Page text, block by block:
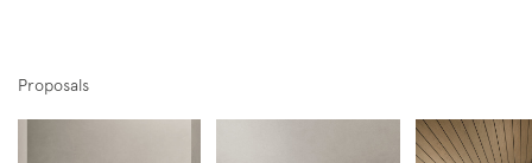
Newsletter
Proposals